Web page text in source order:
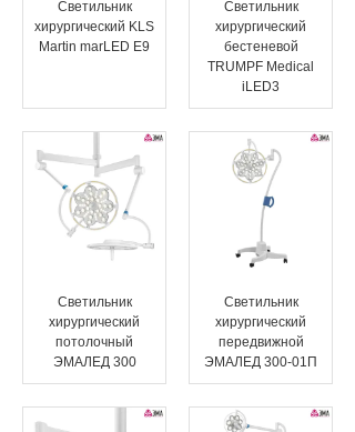
Эндоваскулярные технологии
Светильник
хирургический KLS
Martin marLED E9
Светильник
хирургический
бестеневой
TRUMPF Medical
iLED3
Светильник
хирургический
потолочный
ЭМАЛЕД 300
Светильник
хирургический
передвижной
ЭМАЛЕД 300-01П